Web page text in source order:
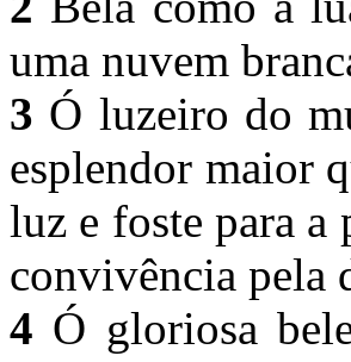
uma nuvem
3 Ó luzeiro do
esplendor maior
luz e foste para a
convivência pela
4 Ó gloriosa